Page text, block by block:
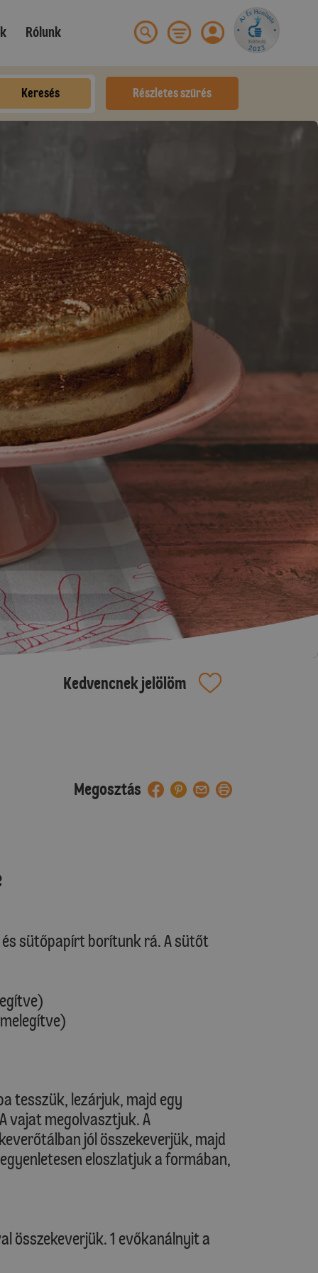
Rólunk
Keresés Részletes szűrés
Kedvencnek jelölöm
Megosztás
sütőpapírt borítunk rá. A sütőt
tesszük, lezárjuk, majd egy
vajat megolvasztjuk. A
jól összekeverjük, majd
eloszlatjuk a formában,
összekeverjük. 1 evőkanálnyit a